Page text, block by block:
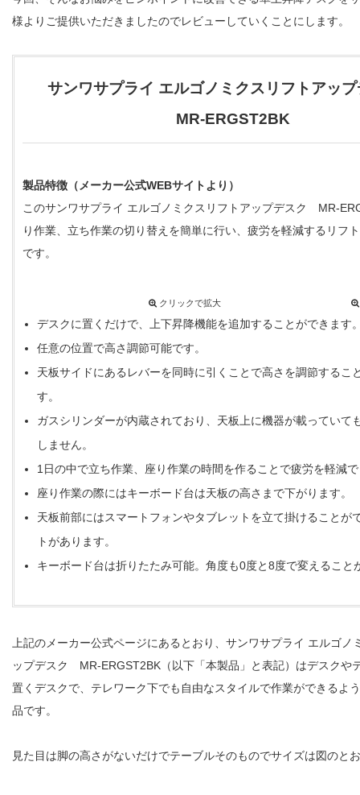
様よりご提供いただきましたのでレビューしていくことにします。
サンワサプライ エルゴノミクスリフトアッ
MR-ERGST2BK
製品特徴（メーカー公式WEBサイトより）
このサンワサプライ エルゴノミクスリフトアップデスク MR-
り作業、立ち作業の切り替えを簡単に行い、疲労を軽減するリフ
です。
クリックで拡大
デスクに置くだけで、上下昇降機能を追加することができます
任意の位置で高さ調節可能です。
天板サイドにあるレバーを同時に引くことで高さを調節するこ
す。
ガスシリンダーが内蔵されており、天板上に機器が載っていて
しません。
1日の中で立ち作業、座り作業の時間を作ることで疲労を軽減
座り作業の際にはキーボード台は天板の高さまで下がります。
天板前部にはスマートフォンやタブレットを立て掛けることが
トがあります。
キーボード台は折りたたみ可能。角度も0度と8度で変えること
上記のメーカー公式ページにあるとおり、サンワサプライ エルゴノ
ップデスク MR-ERGST2BK（以下「本製品」と表記）はデスクや
置くデスクで、テレワーク下でも自由なスタイルで作業ができるよ
品です。
見た目は脚の高さがないだけでテーブルそのものでサイズは図のと